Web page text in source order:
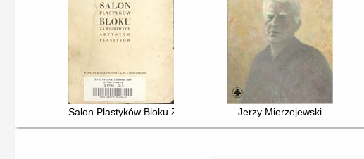
Salon Plastyków Bloku Z. A. P Jerzy Mierzejewski